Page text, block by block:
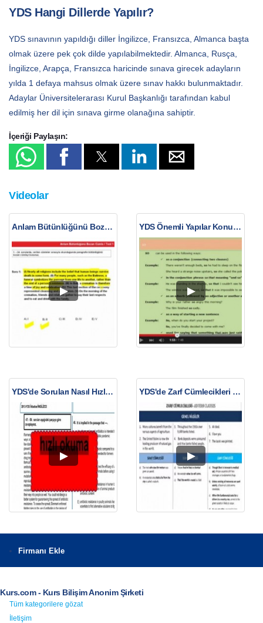
YDS Hangi Dillerde Yapılır?
YDS sınavının yapıldığı diller İngilizce, Fransızca, Almanca başta
olmak üzere pek çok dilde yapılabilmektedir. Almanca, Rusça,
İngilizce, Arapça, Fransızca haricinde sınava girecek adayların
yılda 1 defaya mahsus olmak üzere sınav hakkı bulunmaktadır.
Adaylar Üniversitelerarası Kurul Başkanlığı tarafından kabul
edilmiş her dil için sınava girme olanağına sahiptir.
İçeriği Paylaşın:
Videolar
Anlam Bütünlüğünü Bozan Cümle YDS Önemli Yapılar Konu Anlatımı
YDS'de Soruları Nasıl Hızlı Okuyabilirim? YDS'de Zarf Cümlecikleri Konusu
Firmanı Ekle
Kurs.com - Kurs Bilişim Anonim Şirketi
Tüm kategorilere gözat
İletişim